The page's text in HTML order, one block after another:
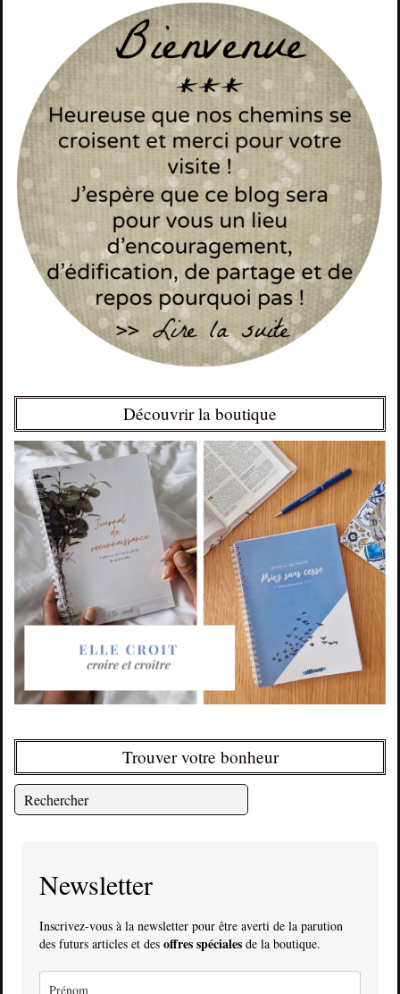
Découvrir la boutique
Trouver votre bonheur
Newsletter
Inscrivez-vous à la newsletter pour être averti de la parution
des futurs articles et des offres spéciales de la boutique.